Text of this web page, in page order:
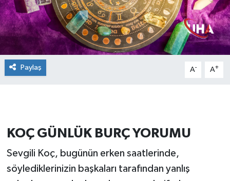
Paylaş A- A+
KOÇ GÜNLÜK BURÇ YORUMU
Sevgili Koç, bugünün erken saatlerinde,
söylediklerinizin başkaları tarafından yanlış